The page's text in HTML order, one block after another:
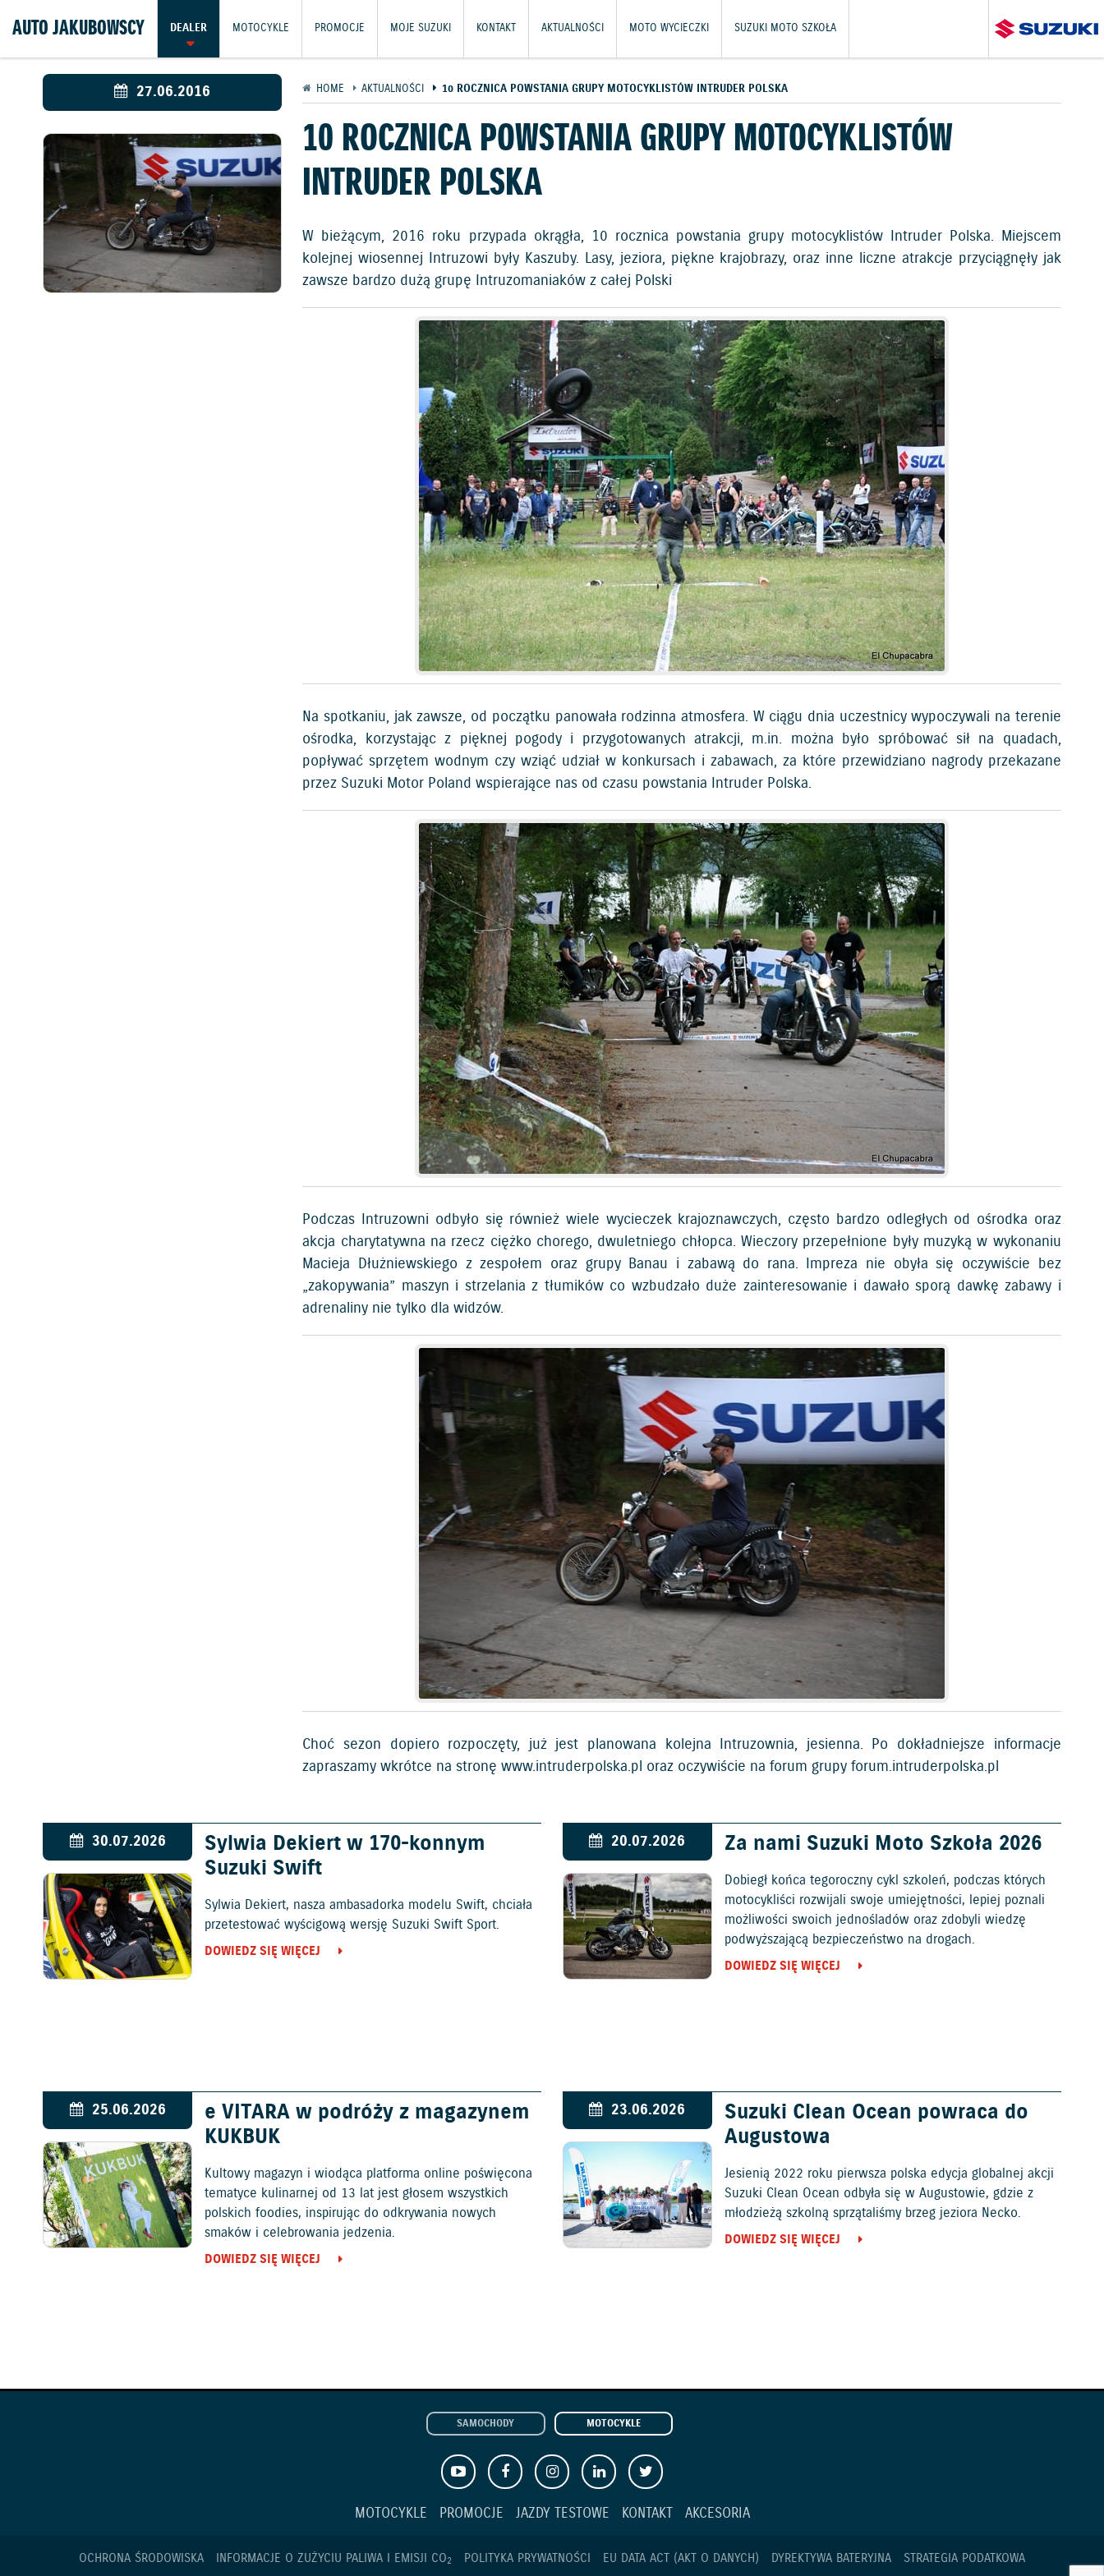
AUTO JAKUBOWSCY DEALER MOTOCYKLE PROMOCJE MOJE SUZUKI KONTAKT AKTUALNOŚCI MOTO WYCIECZKI SUZUKI MOTO SZKOŁA
27.06.2016 HOME AKTUALNOŚCI 10 ROCZNICA POWSTANIA GRUPY MOTOCYKLISTÓW INTRUDER POLSKA
10 ROCZNICA POWSTANIA GRUPY MOTOCYKLISTÓW
INTRUDER POLSKA
W bieżącym, 2016 roku przypada okrągła, 10 rocznica powstania grupy motocyklistów Intruder Polska. Miejscem
kolejnej wiosennej Intruzowi były Kaszuby. Lasy, jeziora, piękne krajobrazy, oraz inne liczne atrakcje przyciągnęły jak
zawsze bardzo dużą grupę Intruzomaniaków z całej Polski
Na spotkaniu, jak zawsze, od początku panowała rodzinna atmosfera. W ciągu dnia uczestnicy wypoczywali na terenie
ośrodka, korzystając z pięknej pogody i przygotowanych atrakcji, m.in. można było spróbować sił na quadach,
popływać sprzętem wodnym czy wziąć udział w konkursach i zabawach, za które przewidziano nagrody przekazane
przez Suzuki Motor Poland wspierające nas od czasu powstania Intruder Polska.
Podczas Intruzowni odbyło się również wiele wycieczek krajoznawczych, często bardzo odległych od ośrodka oraz
akcja charytatywna na rzecz ciężko chorego, dwuletniego chłopca. Wieczory przepełnione były muzyką w wykonaniu
Macieja Dłużniewskiego z zespołem oraz grupy Banau i zabawą do rana. Impreza nie obyła się oczywiście bez
„zakopywania” maszyn i strzelania z tłumików co wzbudzało duże zainteresowanie i dawało sporą dawkę zabawy i
adrenaliny nie tylko dla widzów.
Choć sezon dopiero rozpoczęty, już jest planowana kolejna Intruzownia, jesienna. Po dokładniejsze informacje
zapraszamy wkrótce na stronę www.intruderpolska.pl oraz oczywiście na forum grupy forum.intruderpolska.pl
30.07.2026
Sylwia Dekiert w 170-konnym
Suzuki Swift
Sylwia Dekiert, nasza ambasadorka modelu Swift, chciała
przetestować wyścigową wersję Suzuki Swift Sport.
DOWIEDZ SIĘ WIĘCEJ
20.07.2026 Za nami Suzuki Moto Szkoła 2026
Dobiegł końca tegoroczny cykl szkoleń, podczas których
motocykliści rozwijali swoje umiejętności, lepiej poznali
możliwości swoich jednośladów oraz zdobyli wiedzę
podwyższającą bezpieczeństwo na drogach.
DOWIEDZ SIĘ WIĘCEJ
25.06.2026
e VITARA w podróży z magazynem
KUKBUK
Kultowy magazyn i wiodąca platforma online poświęcona
tematyce kulinarnej od 13 lat jest głosem wszystkich
polskich foodies, inspirując do odkrywania nowych
smaków i celebrowania jedzenia.
DOWIEDZ SIĘ WIĘCEJ
23.06.2026
Suzuki Clean Ocean powraca do
Augustowa
Jesienią 2022 roku pierwsza polska edycja globalnej akcji
Suzuki Clean Ocean odbyła się w Augustowie, gdzie z
młodzieżą szkolną sprzątaliśmy brzeg jeziora Necko.
DOWIEDZ SIĘ WIĘCEJ
SAMOCHODY MOTOCYKLE
MOTOCYKLE PROMOCJE JAZDY TESTOWE KONTAKT AKCESORIA
OCHRONA ŚRODOWISKA INFORMACJE O ZUŻYCIU PALIWA I EMISJI CO2 POLITYKA PRYWATNOŚCI EU DATA ACT (AKT O DANYCH) DYREKTYWA BATERYJNA STRATEGIA PODATKOWA